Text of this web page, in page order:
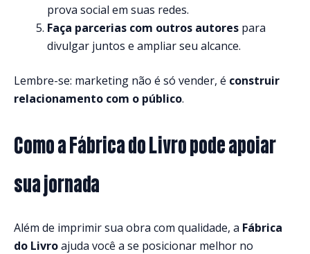
prova social em suas redes.
Faça parcerias com outros autores para
divulgar juntos e ampliar seu alcance.
Lembre-se: marketing não é só vender, é construir
relacionamento com o público.
Como a Fábrica do Livro pode apoiar
sua jornada
Além de imprimir sua obra com qualidade, a Fábrica
do Livroajuda você a se posicionar melhor no